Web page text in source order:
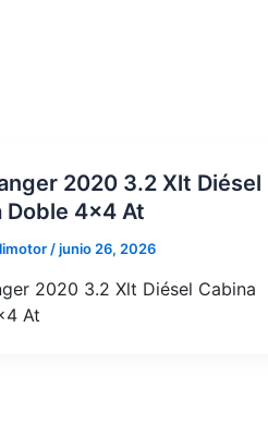
2020 3.2 Xlt Diésel
Doble 4×4 At
/junio 26, 2026
2020 3.2 Xlt Diésel Cabina
At